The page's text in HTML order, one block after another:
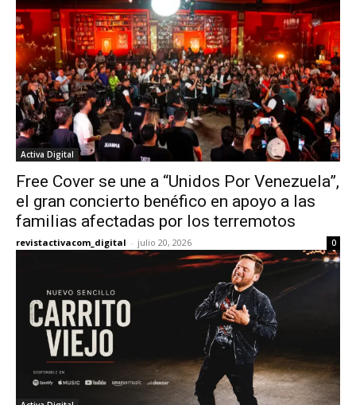
Activa Digital
Free Cover se une a “Unidos Por Venezuela”,
el gran concierto benéfico en apoyo a las
familias afectadas por los terremotos
revistactivacom_digital - julio 20, 2026 0